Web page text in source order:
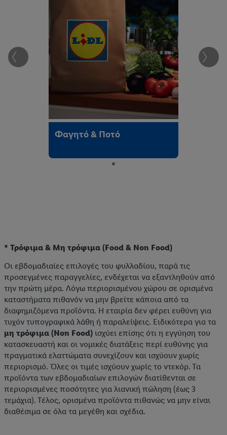
Φαγητό & Ποτό
* Τρόφιμα & Μη τρόφιμα (Food & Non Food)
Οι εβδομαδιαίες επιλογές του φυλλαδίου, παρά τις
προσεγμένες παραγγελίες, ενδέχεται να εξαντληθούν από
την πρώτη μέρα. Λόγω περιορισμένου χώρου σε ορισμένα
καταστήματα πιθανόν να μην βρείτε κάποια από τα
διαφημιζόμενα προϊόντα. Η εταιρία δεν φέρει ευθύνη για
τυχόν τυπογραφικά λάθη ή παραλείψεις. Ειδικότερα για τα
μη τρόφιμα (Non Food) ισχύει επίσης ότι η εγγύηση του
κατασκευαστή και οι νομικές διατάξεις περί ευθύνης για
πραγματικά ελαττώματα συνεχίζουν και ισχύουν χωρίς
περιορισμό. Όλες οι τιμές ισχύουν χωρίς το ντεκόρ. Τα
προϊόντα των εβδομαδιαίων επιλογών διατίθενται σε
περιορισμένες ποσότητες για λιανική πώληση (έως 3
τεμάχια). Τέλος, ορισμένα προϊόντα πιθανώς να μην είναι
διαθέσιμα σε όλα τα μεγέθη και σχέδια.